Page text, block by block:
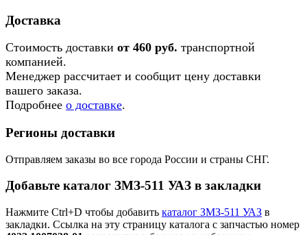
Доставка
Стоимость доставки от 460 руб. транспортной
компанией.
Менеджер рассчитает и сообщит цену доставки
вашего заказа.
Подробнее о доставке.
Регионы доставки
Отправляем заказы во все города России и страны СНГ.
Добавьте каталог ЗМЗ-511 УАЗ в закладки
Нажмите Ctrl+D чтобы добавить каталог ЗМЗ-511 УАЗ в
закладки. Ссылка на эту страницу каталога с запчастью номер